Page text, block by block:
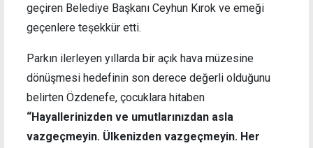
geçiren Belediye Başkanı Ceyhun Kırok ve emeği
geçenlere teşekkür etti.
Parkın ilerleyen yıllarda bir açık hava müzesine
dönüşmesi hedefinin son derece değerli olduğunu
belirten Özdenefe, çocuklara hitaben
“Hayallerinizden ve umutlarınızdan asla
vazgeçmeyin. Ülkenizden vazgeçmeyin. Her